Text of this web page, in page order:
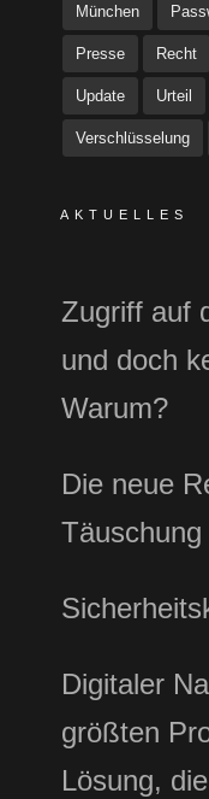
München
Presse Recht
Update Urteil
Verschlüsselung
AKTUELLES
Zugriff auf
und doch
Warum?
Die neue
Täuschung
Digitaler
größten
Lösung,